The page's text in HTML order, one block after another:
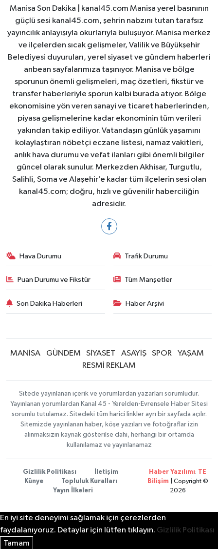
Manisa Son Dakika | kanal45.com Manisa yerel basınının
güçlü sesi kanal45.com, şehrin nabzını tutan tarafsız
yayıncılık anlayışıyla okurlarıyla buluşuyor. Manisa merkez
ve ilçelerden sıcak gelişmeler, Valilik ve Büyükşehir
Belediyesi duyuruları, yerel siyaset ve gündem haberleri
anbean sayfalarımıza taşınıyor. Manisa ve bölge
sporunun önemli gelişmeleri, maç özetleri, fikstür ve
transfer haberleriyle sporun kalbi burada atıyor. Bölge
ekonomisine yön veren sanayi ve ticaret haberlerinden,
piyasa gelişmelerine kadar ekonominin tüm verileri
yakından takip ediliyor. Vatandaşın günlük yaşamını
kolaylaştıran nöbetçi eczane listesi, namaz vakitleri,
anlık hava durumu ve vefat ilanları gibi önemli bilgiler
güncel olarak sunulur. Merkezden Akhisar, Turgutlu,
Salihli, Soma ve Alaşehir’e kadar tüm ilçelerin sesi olan
kanal45.com; doğru, hızlı ve güvenilir haberciliğin
adresidir.
Hava Durumu Trafik Durumu
Puan Durumu ve Fikstür Tüm Manşetler
Son Dakika Haberleri Haber Arşivi
MANİSA GÜNDEM SİYASET ASAYİŞ SPOR
YAŞAM
RESMİ REKLAM
Sitede yayınlanan içerik ve yorumlardan yazarları sorumludur.
Yayınlanan yorumlardan Kanal 45 - Yerelden-Evrensele Haber Sitesi
sorumlu tutulamaz. Sitedeki tüm harici linkler ayrı bir sayfada açılır.
Sitemizde yayınlanan haber, köşe yazıları ve fotoğraflar izin
alınmaksızın kaynak gösterilse dahi, herhangi bir ortamda
kullanılamaz ve yayınlanamaz
Gizlilik Politikası
İletişim
Künye
Topluluk Kuralları
Yayın İlkeleri
Haber Yazılımı: TE
Bilişim | Copyright ©
2026
En iyi site deneyimi sağlamak için çerezlerden
faydalanıyoruz. Detaylar için lütfen tıklayın. Gizlilik Politikası
Tamam